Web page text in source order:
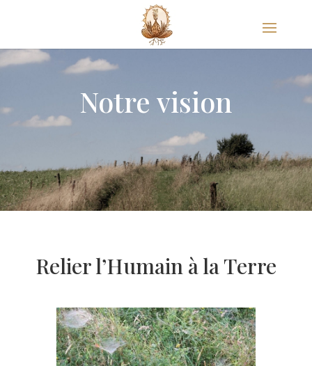
Notre vision
Relier l’Humain à la Terre